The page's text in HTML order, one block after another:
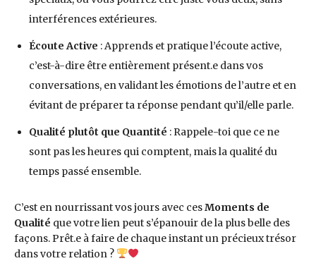
interférences extérieures.
Écoute Active : Apprends et pratique l’écoute active,
c’est-à-dire être entièrement présent.e dans vos
conversations, en validant les émotions de l’autre et en
évitant de préparer ta réponse pendant qu’il/elle parle.
Qualité plutôt que Quantité : Rappele-toi que ce ne
sont pas les heures qui comptent, mais la qualité du
temps passé ensemble.
C’est en nourrissant vos jours avec cesMoments de
Qualité que votre lien peut s’épanouir de la plus belle des
façons. Prêt.e à faire de chaque instant un précieux trésor
dans votre relation ?